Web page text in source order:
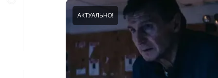
АКТУАЛЬНО!